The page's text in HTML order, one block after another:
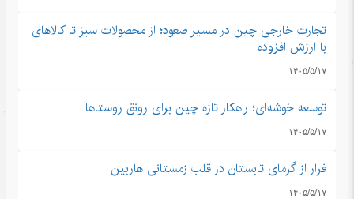
تجارت خارجی چین در مسیر صعود؛ از محصولات سبز تا کالاهای
با ارزش افزوده
۱۴۰۵/۵/۱۷
توسعه خوشه‌ای؛ راهکار تازه چین برای رونق روستاها
۱۴۰۵/۵/۱۷
فرار از گرمای تابستان در قلب زمستانی هاربین
۱۴۰۵/۵/۱۷